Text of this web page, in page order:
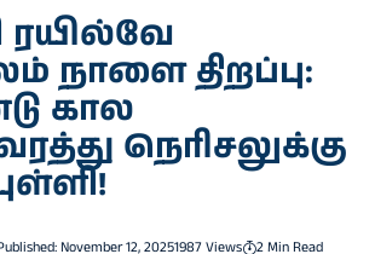
ரயில்வே
நாளை திறப்பு:
கால
நெரிசலுக்கு
November 12, 20251987 Views 2 Min Read